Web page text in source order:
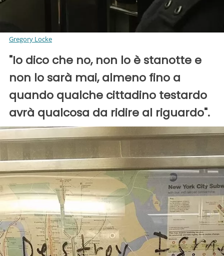
Gregory Locke
"Io dico che no, non lo è stanotte e
non lo sarà mai, almeno fino a
quando qualche cittadino testardo
avrà qualcosa da ridire al riguardo".